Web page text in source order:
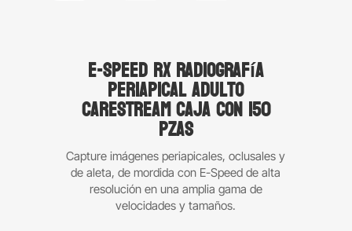
E-Speed RX radiografía
periapical adulto
Carestream caja con 150
pzas
Capture imágenes periapicales, oclusales y
de aleta, de mordida con E-Speed de alta
resolución en una amplia gama de
velocidades y tamaños.